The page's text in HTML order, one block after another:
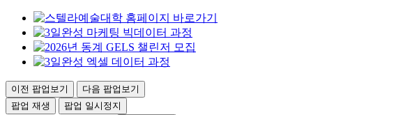
이전 팝업보기
다음 팝업보기
팝업 재생
팝업 일시정지